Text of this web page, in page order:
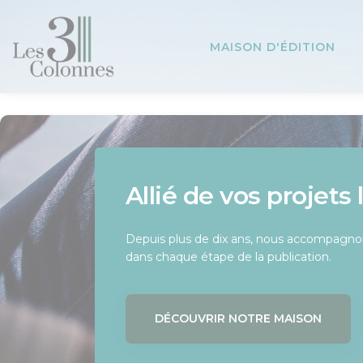
MAISON D'ÉDITION
Allié de vos projets
Depuis plus de dix ans, nous
dans chaque étape de la publication.
DÉCOUVRIR NOTRE MAISON
Offrez à votre livre
mérite
long de votre parcours d’auteur.
Une équipe
Chez Les 3 Colonnes, nous croyons au
force de chaque histoire.
RENCONTRER NOTRE ÉQUIPE